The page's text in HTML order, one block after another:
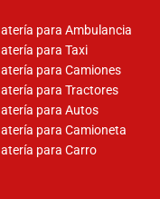
para Ambulancia
para Taxi
para Camiones
para Tractores
para Autos
para Camioneta
para Carro